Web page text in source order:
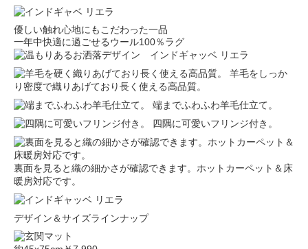
優しい触れ心地にもこだわった一品
一年中快適に過ごせるウール100％ラグ
羊毛をしっか
り密度で織りあげており長く使える高品質。
端までふわふわ羊毛仕立て。
四隅に可愛いフリンジ付き。
裏面を見ると織の細かさが確認できます。ホットカーペット＆床
暖房対応です。
デザイン＆サイズラインナップ